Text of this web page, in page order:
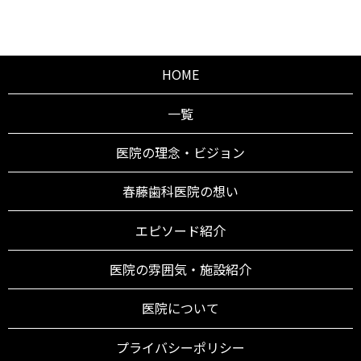
HOME
一覧
医院の理念・ビジョン
春藤歯科医院の想い
エピソード紹介
医院の雰囲気・施設紹介
医院について
プライバシーポリシー